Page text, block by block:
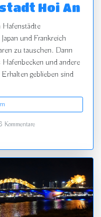
Hoi An
Hafenstädte
und Frankreich
zu tauschen. Dann
und andere
geblieben sind
Kommentare